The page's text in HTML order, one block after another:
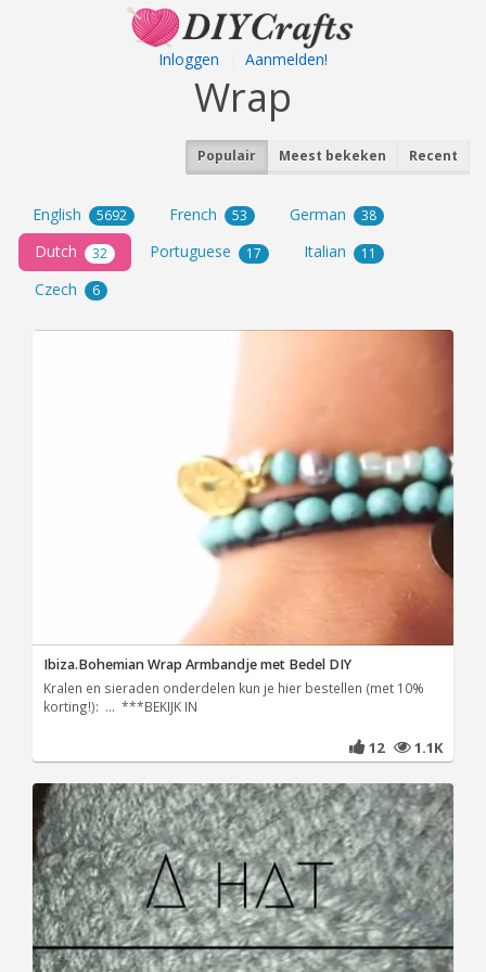
Inloggen Aanmelden!
Wrap
Populair Meest bekeken Recent
English 5692 French 53 German 38
Dutch 32 Portuguese 17 Italian 11
Czech 6
Ibiza.Bohemian Wrap Armbandje met Bedel DIY
Kralen en sieraden onderdelen kun je hier bestellen (met 10%
korting!): ... ***BEKIJK IN
12 1.1K